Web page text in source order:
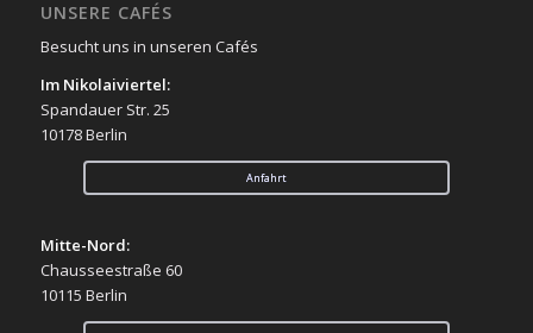
UNSERE CAFÉS
Besucht uns in unseren Cafés
Im Nikolaiviertel:
Spandauer Str. 25
10178 Berlin
Anfahrt
Mitte-Nord:
Chausseestraße 60
10115 Berlin